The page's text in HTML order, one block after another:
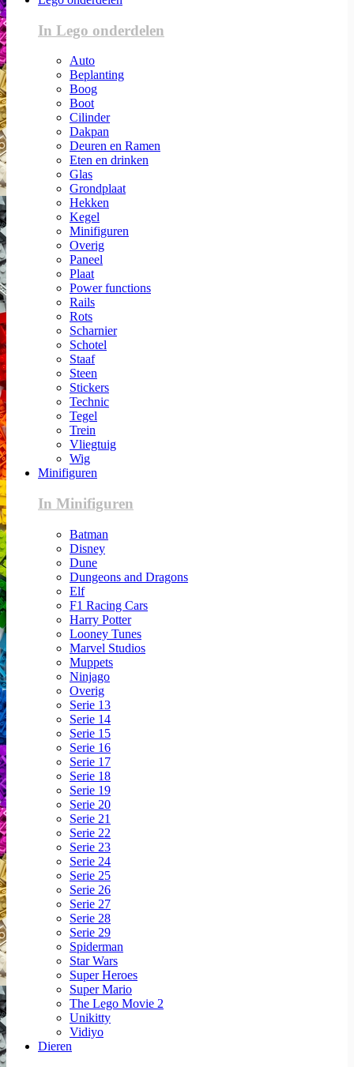
In Lego onderdelen
Auto
Beplanting
Boog
Boot
Cilinder
Dakpan
Deuren en Ramen
Eten en drinken
Glas
Grondplaat
Hekken
Kegel
Minifiguren
Overig
Paneel
Plaat
Power functions
Rails
Rots
Scharnier
Schotel
Staaf
Steen
Stickers
Technic
Tegel
Trein
Vliegtuig
Wig
Minifiguren
In Minifiguren
Batman
Disney
Dune
Dungeons and Dragons
Elf
F1 Racing Cars
Harry Potter
Looney Tunes
Marvel Studios
Muppets
Ninjago
Overig
Serie 13
Serie 14
Serie 15
Serie 16
Serie 17
Serie 18
Serie 19
Serie 20
Serie 21
Serie 22
Serie 23
Serie 24
Serie 25
Serie 26
Serie 27
Serie 28
Serie 29
Spiderman
Star Wars
Super Heroes
Super Mario
The Lego Movie 2
Unikitty
Vidiyo
Dieren